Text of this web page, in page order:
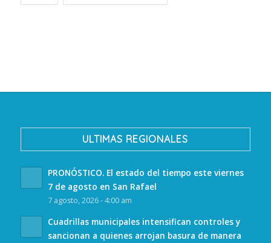
ULTIMAS REGIONALES
PRONÓSTICO. El estado del tiempo este viernes
7 de agosto en San Rafael
7 agosto, 2026 - 4:00 am
Cuadrillas municipales intensifican controles y
sancionan a quienes arrojan basura de manera